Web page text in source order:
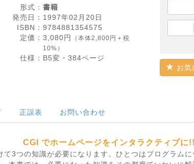
形式： 書籍
発売日： 1997年02月20日
ISBN： 9784881354575
定価： 3,080円
（本体2,800円＋税
10%）
仕様： B5変・ 384ページ
お気
正誤表 お問い合わせ
CGI でホームページをインタラクティブに
3つの知識が必要になります。ひとつはプログラム